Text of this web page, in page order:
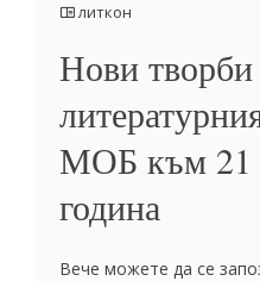
литкон
Нови творби
МОБ към 21
година
Вече можете да се